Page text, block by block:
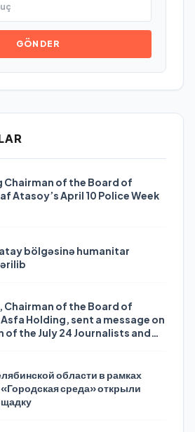
GÖNDER
Chairman of the Board of
Atasoy’s April 10 Police Week
bölgəsinə humanitar
Chairman of the Board of
Holding, sent a message on
of the July 24 Journalists and
области в рамках
«Городская среда» открыли